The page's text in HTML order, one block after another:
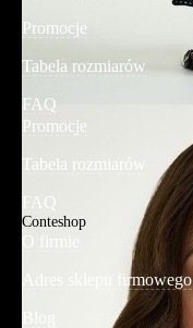
Promocje
Tabela rozmiarów
FAQ
Promocje
Tabela rozmiarów
FAQ
Conteshop
O firmie
Adres sklepu firmowego
Blog